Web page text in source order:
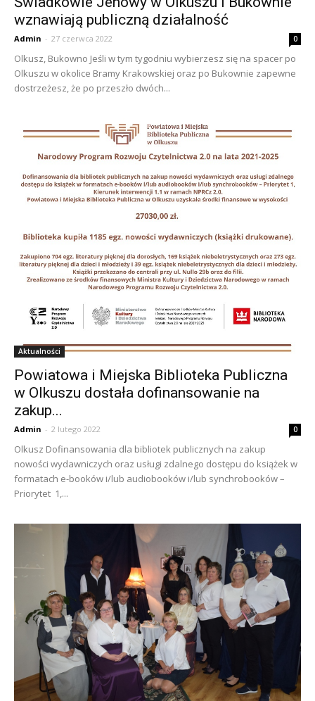
wznawiają publiczną działalność
Admin - 27 czerwca 2022 0
Olkusz, Bukowno Jeśli w tym tygodniu wybierzesz się na spacer po
Olkuszu w okolice Bramy Krakowskiej oraz po Bukownie zapewne
dostrzeżesz, że po przeszło dwóch...
Aktualności
Powiatowa i Miejska Biblioteka Publiczna
w Olkuszu dostała dofinansowanie na
zakup...
Admin - 2 lutego 2022 0
Olkusz Dofinansowania dla bibliotek publicznych na zakup
nowości wydawniczych oraz usługi zdalnego dostępu do książek w
formatach e-booków i/lub audiobooków i/lub synchrobooków –
Priorytet 1,...